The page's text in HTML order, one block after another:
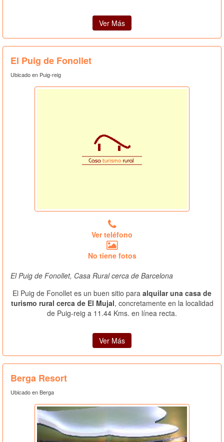
Ver Más
El Puig de Fonollet
Ubicado en Puig-reig
Ver teléfono
No tiene fotos
El Puig de Fonollet, Casa Rural cerca de Barcelona
El Puig de Fonollet es un buen sitio para alquilar una casa de
turismo rural cerca de El Mujal, concretamente en la localidad
de Puig-reig a 11.44 Kms. en línea recta.
Ver Más
Berga Resort
Ubicado en Berga